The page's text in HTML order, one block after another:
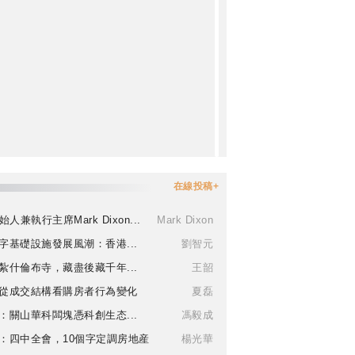
在線投稿+
人兼執行主席Mark Dixon...
Mark Dixon
基礎設施發展風潮：香港...
劉智元
什倫布寺，藏盡後藏千年...
王韶
成交結構看購房者行為變化
夏磊
關山華科闆塊憑科創生态...
馮毅成
四中全會，10個字定調房地産
楊光華